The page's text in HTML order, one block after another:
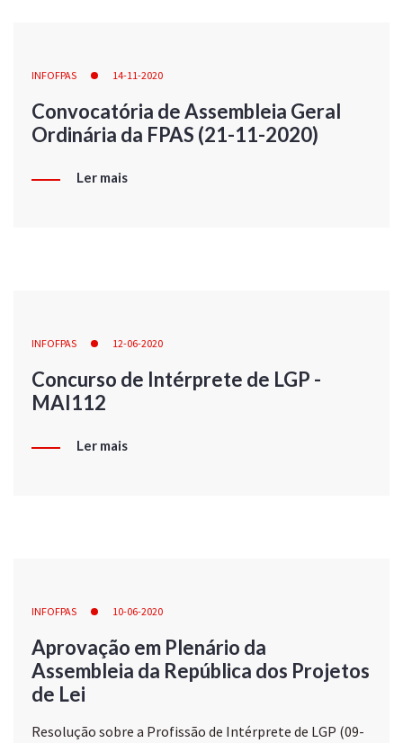
INFOFPAS 14-11-2020
Convocatória de Assembleia Geral
Ordinária da FPAS (21-11-2020)
Ler mais
INFOFPAS 12-06-2020
Concurso de Intérprete de LGP -
MAI112
Ler mais
INFOFPAS 10-06-2020
Aprovação em Plenário da
Assembleia da República dos Projetos
de Lei
Resolução sobre a Profissão de Intérprete de LGP (09-